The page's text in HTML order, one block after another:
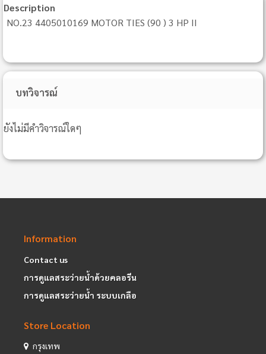
Description
NO.23 4405010169 MOTOR TIES (90 ) 3 HP II
บทวิจารณ์
ยังไม่มีคำวิจารณ์ใดๆ
Information
Contact us
การดูแลสระว่ายน้ำด้วยคลอรีน
การดูแลสระว่ายน้ำ ระบบเกลือ
Store Location
กรุงเทพ